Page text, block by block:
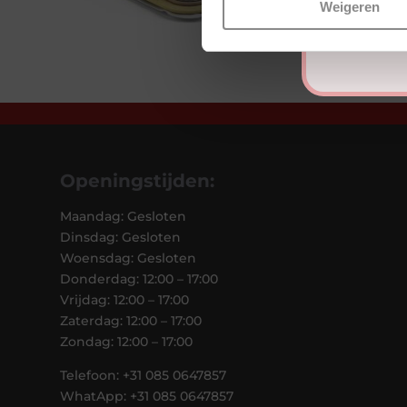
Weigeren
Openingstijden:
Maandag: Gesloten
Dinsdag: Gesloten
Woensdag: Gesloten
Donderdag: 12:00 – 17:00
Vrijdag: 12:00 – 17:00
Zaterdag: 12:00 – 17:00
Zondag: 12:00 – 17:00
Telefoon: +31 085 0647857
WhatApp: +31 085 0647857